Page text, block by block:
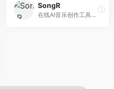
SongR
在线AI音乐创作工具，支持歌词与旋律一体化生成。面向内容创作者和音乐爱好者，提供歌词创作、旋律生成、音乐制作等服务，操作简便，创作速度快。